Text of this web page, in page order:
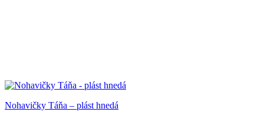
Nohavičky Táňa – plást hnedá